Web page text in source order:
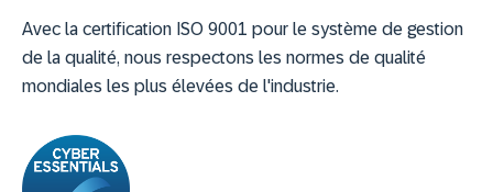
Avec la certification ISO 9001 pour le système de gestion
de la qualité, nous respectons les normes de qualité
mondiales les plus élevées de l'industrie.